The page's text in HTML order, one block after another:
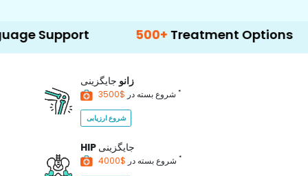
500+ Treatment Options
زانو جایگزینی
شروع بسته در *
شروع ارزیابی
HIP جایگزینی
شروع بسته در *